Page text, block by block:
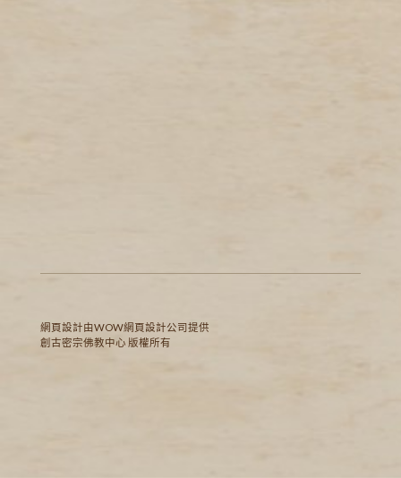
網頁設計由WOW網頁設計公司提供
創古密宗佛教中心 版權所有